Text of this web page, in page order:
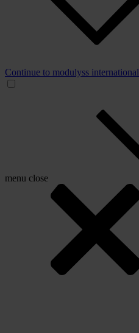
Continue to modulyss international
menu close